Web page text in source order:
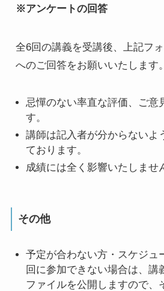
※アンケートの回答
全6回の講義を受講後、上記フ
へのご回答をお願いいたします。
忌憚のない率直な評価、ご意
す。
講師は記入者が分からないよ
ております。
成績には全く影響いたしませ
その他
予定が合わない方・スケジュ
回に参加できない場合は、講
ファイルを公開しますので、